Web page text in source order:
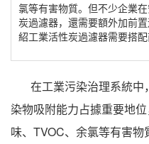
氯等有害物質。但不少企業
炭過濾器，還需要額外加前
紹工業活性炭過濾器需要搭配
在工業污染治理系統中，
染物吸附能力占據重要地
味、TVOC、余氯等有害